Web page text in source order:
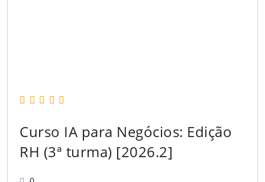
Curso IA para Negócios: Edição
RH (3ª turma) [2026.2]